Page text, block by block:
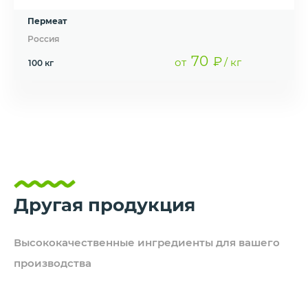
Пермеат
Россия
100 кг от 70 ₽/ кг
Другая продукция
Высококачественные ингредиенты для вашего
производства